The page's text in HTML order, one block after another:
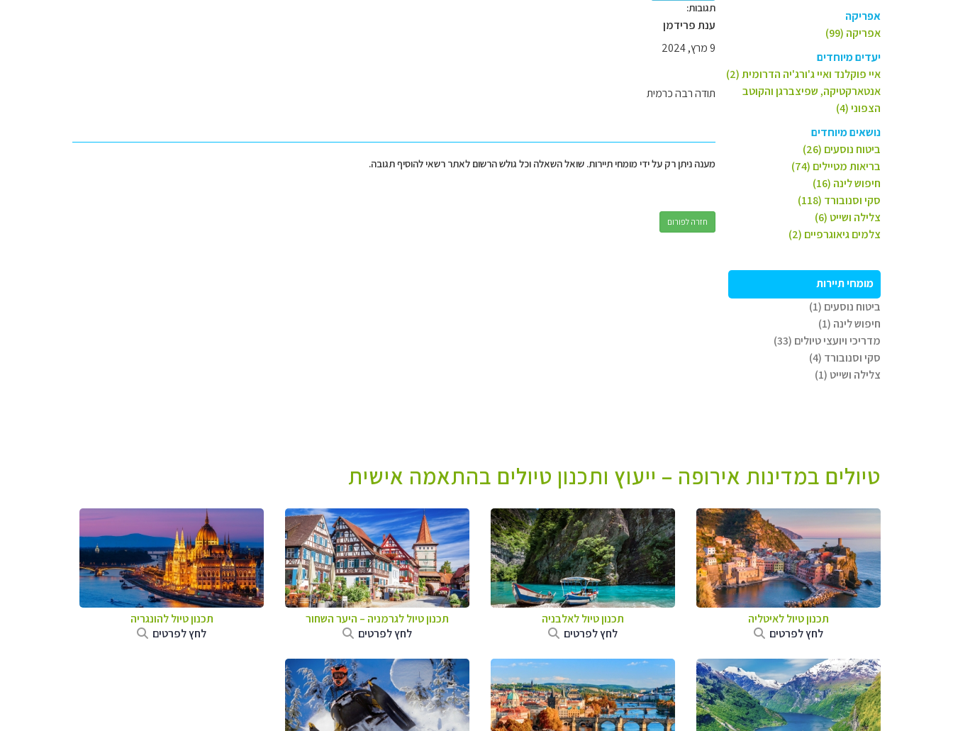
אפריקה
אפריקה (99)
יעדים מיוחדים
איי פוקלנד ואיי ג'ורג'יה הדרומית (2)
אנטארקטיקה, שפיצברגן והקוטב
הצפוני (4)
נושאים מיוחדים
ביטוח נוסעים (26)
בריאות מטיילים (74)
חיפוש לינה (16)
סקי וסנובורד (118)
צלילה ושייט (6)
צלמים גיאוגרפיים (2)
מומחי תיירות
ביטוח נוסעים (1)
חיפוש לינה (1)
מדריכי ויועצי טיולים (33)
סקי וסנובורד (4)
צלילה ושייט (1)
תגובות:
ענת פרידמן
9 מרץ, 2024
תודה רבה כרמית
מענה ניתן רק על ידי מומחי תיירות. שואל השאלה וכל גולש הרשום לאתר רשאי להוסיף תגובה.
חזרה לפורום
טיולים במדינות אירופה – ייעוץ ותכנון טיולים בהתאמה אישית
תכנון טיול לאיטליה
לחץ לפרטים
תכנון טיול לאלבניה
לחץ לפרטים
תכנון טיול לגרמניה – היער השחור
לחץ לפרטים
תכנון טיול להונגריה
לחץ לפרטים